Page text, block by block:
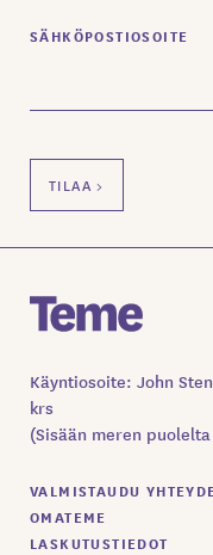
SÄHKÖPOSTIOSOITE
Käyntiosoite: John
krs
(Sisään meren
VALMISTAUDU
OMATEME
LASKUTUSTIEDOT